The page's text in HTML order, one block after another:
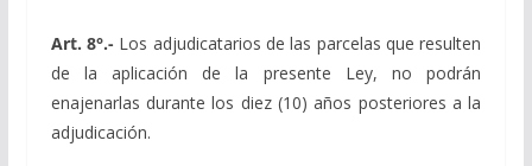
Art. 8°.- Los adjudicatarios de las parcelas que resulten
de la aplicación de la presente Ley, no podrán
enajenarlas durante los diez (10) años posteriores a la
adjudicación.